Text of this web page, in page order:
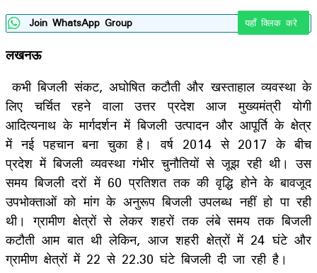
Join WhatsApp Group यहाँ क्लिक करे
लखनऊ
कभी बिजली संकट, अघोषित कटौती और खस्ताहाल व्यवस्था के
लिए चर्चित रहने वाला उत्तर प्रदेश आज मुख्यमंत्री योगी
आदित्यनाथ के मार्गदर्शन में बिजली उत्पादन और आपूर्ति के क्षेत्र
में नई पहचान बना चुका है। वर्ष 2014 से 2017 के बीच
प्रदेश में बिजली व्यवस्था गंभीर चुनौतियों से जूझ रही थी। उस
समय बिजली दरों में 60 प्रतिशत तक की वृद्धि होने के बावजूद
उपभोक्ताओं को मांग के अनुरूप बिजली उपलब्ध नहीं हो पा रही
थी। ग्रामीण क्षेत्रों से लेकर शहरों तक लंबे समय तक बिजली
कटौती आम बात थी लेकिन, आज शहरी क्षेत्रों में 24 घंटे और
ग्रामीण क्षेत्रों में 22 से 22.30 घंटे बिजली दी जा रही है।